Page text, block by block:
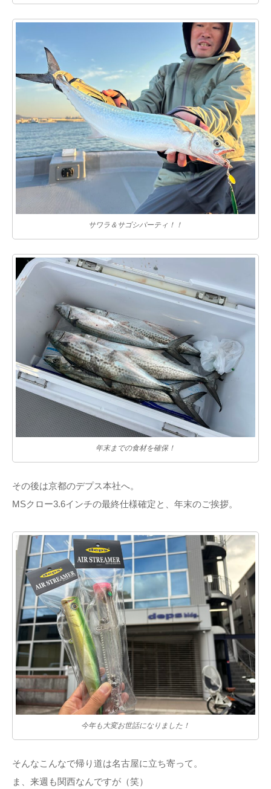
サワラ＆サゴシパーティ！！
年末までの食材を確保！
その後は京都のデプス本社へ。
MSクロー3.6インチの最終仕様確定と、年末のご挨拶。
今年も大変お世話になりました！
そんなこんなで帰り道は名古屋に立ち寄って。
ま、来週も関西なんですが（笑）